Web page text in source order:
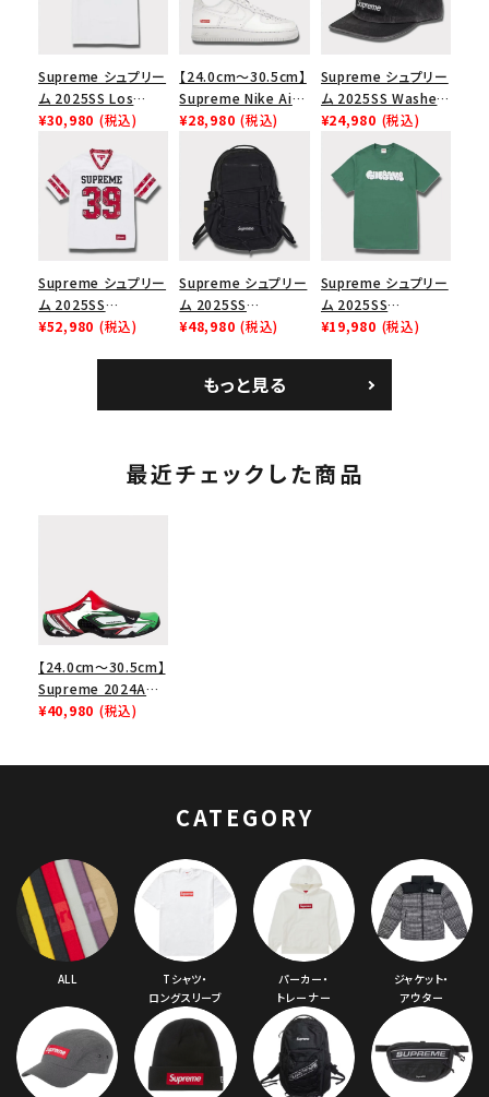
Supreme シュプリー
ム 2025SS Los
Angeles Fire Relief
イヤーリリーフボック
スロゴTシャツ ホワ
イト 白
¥30,980 (税込)
【24.0cm～30.5cm】
Supreme Nike Air
Force 1 Low シュプ
リーム ナイキエアフォ
ース１スニーカー シ
ューズ ホワイト
¥28,980 (税込)
Supreme シュプリー
ム 2025SS Washed
Chino Twill Camp
Cap ウォッシュチノツ
イルキャンプキャップ
ブラック 黒
¥24,980 (税込)
Supreme シュプリー
ム 2025SS
Bandana Football
¥52,980 (税込)
Supreme シュプリー
ム 2025SS
Backpack バックパッ
¥48,980 (税込)
Supreme シュプリー
ム 2025SS
Homerun Tee ホー
¥19,980 (税込)
もっと見る
最近チェックした商品
【24.0cm～30.5cm】
Supreme 2024AW
Nike Clogposite シ
¥40,980 (税込)
CATEGORY
ALL
Tシャツ・
ロングスリーブ
パーカー・
トレーナー
ジャケット・
アウター